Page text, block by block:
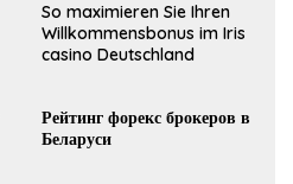
So maximieren Sie Ihren
Willkommensbonus im Iris
casino Deutschland
Рейтинг форекс брокеров в
Беларуси